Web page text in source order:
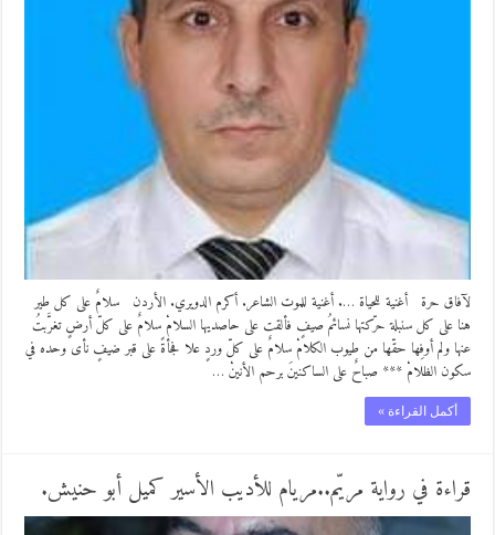
لآفاق حرة أغنية للحياة …. أغنية للموت الشاعر. أكرم الدويري. الأردن سلامٌ على كل طير
هنا على كل سنبلة حرّكتها نسائمُ صيفٍ فألقت على حاصديها السلامْ سلامٌ على كلّ أرضٍ تغرَّبتُ
عنها ولم أوفِها حقّها من طيوب الكلامْ سلامٌ على كلّ وردٍ علا فجأةً على قبر ضيفٍ نأى وحده في
سكون الظلامْ *** صباحٌ على الساكنينَ برحم الأنينْ …
أكمل القراءة »
قراءة في رواية مريّم..مريام للأديب الأسير كميل أبو حنيش.